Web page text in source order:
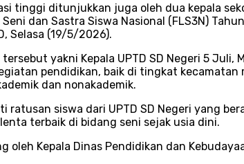
tinggi ditunjukkan juga oleh dua kepala
dan Sastra Siswa Nasional (FLS3N)
Selasa (19/5/2026).
yakni Kepala UPTD SD Negeri 5 Juli,
pendidikan, baik di tingkat
dan nonakademik.
ratusan siswa dari UPTD SD Negeri yang
terbaik di bidang seni sejak usia dini.
oleh Kepala Dinas Pendidikan dan